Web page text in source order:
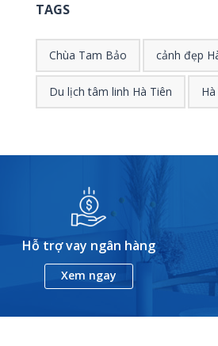
TAGS
Chùa Tam Bảo cảnh đẹp
Du lịch tâm linh Hà Tiên
Hỗ trợ vay ngân hàng
Xem ngay